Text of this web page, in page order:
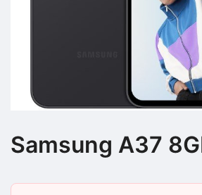
Samsung A37